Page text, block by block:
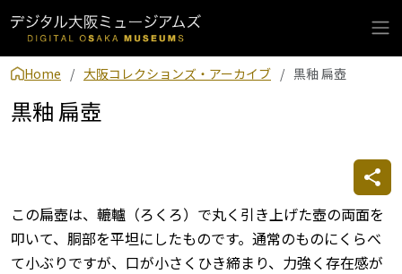
Home 大阪コレクションズ・アーカイブ 黒釉 扁壺
黒釉 扁壺
この扁壺は、轆轤（ろくろ）で丸く引き上げた壺の両面を
叩いて、胴部を平坦にしたものです。通常のものにくらべ
て小ぶりですが、口が小さくひき締まり、力強く存在感が